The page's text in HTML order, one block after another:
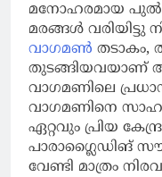
മനോഹരമായ
മരങ്ങള്‍
വാഗമണ്‍ തടാകം,
തുടങ്ങിയവയാണ്
വാഗമണിലെ
വാഗമണിനെ
ഏറ്റവും പ്രിയ
പാരാഗ്ലൈഡിങ്
വേണ്ടി മാത്രം